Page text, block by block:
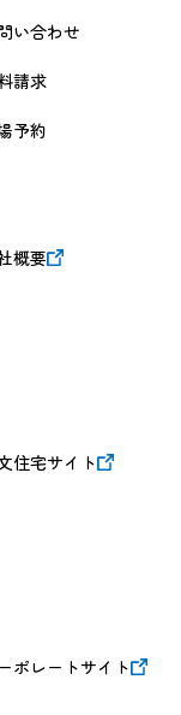
い合わせ
請求
予約
概要
住宅サイト
ポレートサイト